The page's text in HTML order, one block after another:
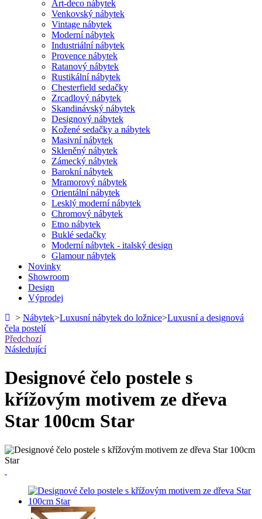
Art-deco nábytek
Venkovský nábytek
Vintage nábytek
Moderní nábytek
Industriální nábytek
Provence nábytek
Ratanový nábytek
Rustikální nábytek
Chesterfield sedačky
Zrcadlový nábytek
Skandinávský nábytek
Designový nábytek
Kožené sedačky a nábytek
Masivní nábytek
Skleněný nábytek
Zámecký nábytek
Barokní nábytek
Mramorový nábytek
Orientální nábytek
Lesklý moderní nábytek
Chromový nábytek
Etno nábytek
Buklé sedačky
Moderní nábytek - italský design
Glamour nábytek
Novinky
Showroom
Design
Výprodej
> Nábytek>Luxusní nábytek do ložnice>Luxusní a designová
čela postelí
Předchozí
Následující
Designové čelo postele s
křížovým motivem ze dřeva
Star 100cm Star